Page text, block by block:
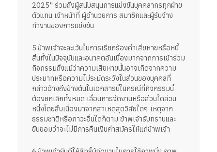
2025" ร่วมถึงผู้สนับสนุนการแข่งขันบุคคลากรทุกฝ่าย
ตัวแทน เจ้าหน้าที่ ผู้อำนวยการ สมาชิกและผู้รับจ้าง
ทำงานของการแข่งขัน
5.ข้าพเจ้าจะละเว้นในการเรียกร้องค่าเสียหายหรือหนี้
สิ้นทั้งในปัจจุบันและอนาคตอันเนื่องมากจากการเข้าร่วม
กิจกรรมถึงแม้ว่าความเสียหายนั้นอาจเกิดจากความ
ประมาทหรือความไม่ระมัดระวังในส่วนของบุคคลที่
กล่าวอ้างถึงข้างต้นในเอกสารนี้ในกรณีที่กิจกรรมนี้
ต้องยกเลิกทั้งหมด เลื่อนการจัดงานหรือส่วนใดส่วน
หนึ่งโดยสืบเนื่องมาจากสาเหตุสุดวิสัยใดๆ เหตุจาก
ธรรมชาติหรือภาวะอื่นใดก็ตาม ข้าพเจ้ารับทราบและ
ยินยอมว่าจะไม่มีการคืนเงินค่าสมัครให้แก่ข้าพเจ้า